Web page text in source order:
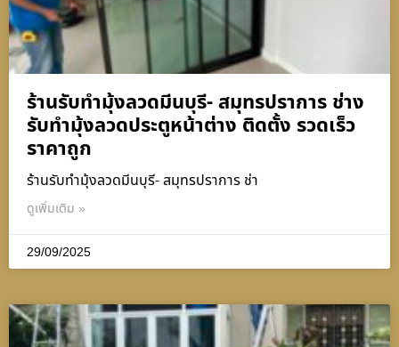
ร้านรับทำมุ้งลวดมีนบุรี- สมุทรปราการ ช่าง
รับทำมุ้งลวดประตูหน้าต่าง ติดตั้ง รวดเร็ว
ราคาถูก
ร้านรับทำมุ้งลวดมีนบุรี- สมุทรปราการ ช่า
ดูเพิ่มเติม »
29/09/2025